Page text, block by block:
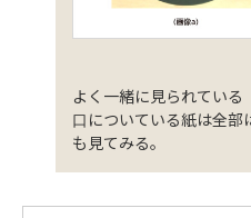
よく一緒に見られてい
口についている紙は全部
も見てみる。